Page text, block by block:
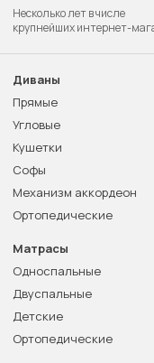
Несколько лет в числе
крупнейших интернет-
Диваны
Прямые
Угловые
Кушетки
Софы
Механизм аккордеон
Ортопедические
Матрасы
Односпальные
Двуспальные
Детские
Ортопедические